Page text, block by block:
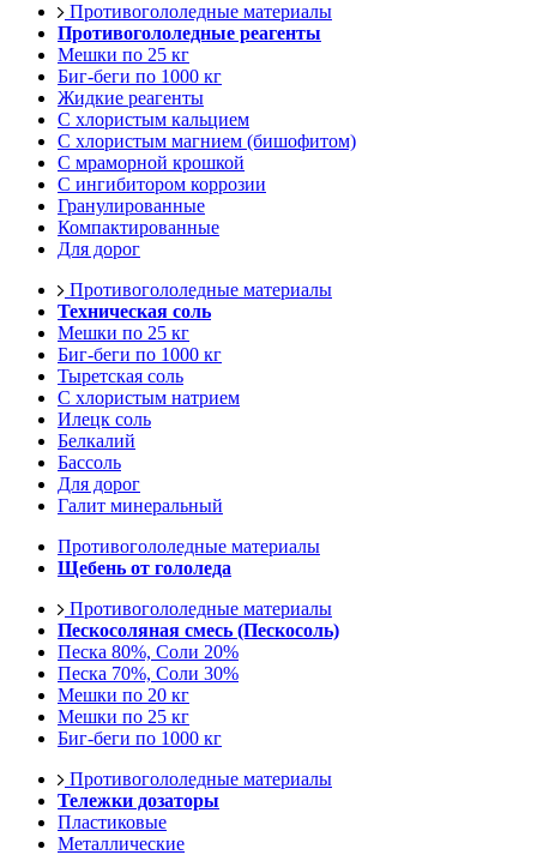
Противогололедные материалы
Противогололедные реагенты
Мешки по 25 кг
Биг-беги по 1000 кг
Жидкие реагенты
С хлористым кальцием
С хлористым магнием (бишофитом)
С мраморной крошкой
С ингибитором коррозии
Гранулированные
Компактированные
Для дорог
Противогололедные материалы
Техническая соль
Мешки по 25 кг
Биг-беги по 1000 кг
Тыретская соль
С хлористым натрием
Илецк соль
Белкалий
Бассоль
Для дорог
Галит минеральный
Противогололедные материалы
Щебень от гололеда
Противогололедные материалы
Пескосоляная смесь (Пескосоль)
Песка 80%, Соли 20%
Песка 70%, Соли 30%
Мешки по 20 кг
Мешки по 25 кг
Биг-беги по 1000 кг
Противогололедные материалы
Тележки дозаторы
Пластиковые
Металлические